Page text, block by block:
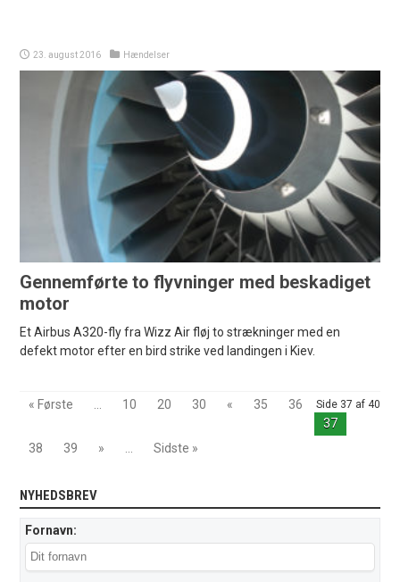
23. august 2016 Hændelser
Gennemførte to flyvninger med beskadiget
motor
Et Airbus A320-fly fra Wizz Air fløj to strækninger med en
defekt motor efter en bird strike ved landingen i Kiev.
Side 37 af 40
« Første 10 20 30 « 35
36
37
38
39 » Sidste »
NYHEDSBREV
Fornavn: